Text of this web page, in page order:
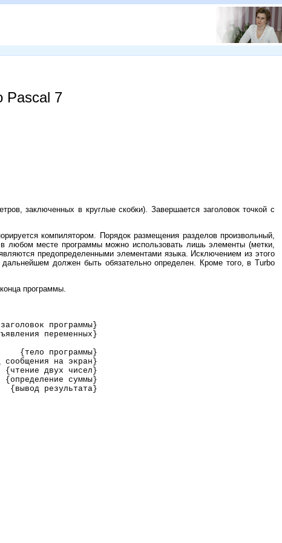
Pascal 7
заключенных в круглые скобки). Завершается заголовок точкой с
компилятором. Порядок размещения разделов произвольный,
любом месте программы можно использовать лишь элементы (метки,
предопределенными элементами языка. Исключением из этого
должен быть обязательно определен. Кроме того, в Turbo
программы.
программы}
переменных}
{тело программы}
сообщения на экран}
{чтение двух чисел}
{определение суммы}
{вывод результата}